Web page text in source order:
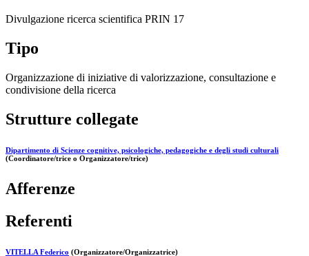
Divulgazione ricerca scientifica PRIN 17
Tipo
Organizzazione di iniziative di valorizzazione, consultazione e
condivisione della ricerca
Strutture collegate
Dipartimento di Scienze cognitive, psicologiche, pedagogiche e degli studi culturali
(Coordinatore/trice o Organizzatore/trice)
Afferenze
Referenti
VITELLA Federico (Organizzatore/Organizzatrice)